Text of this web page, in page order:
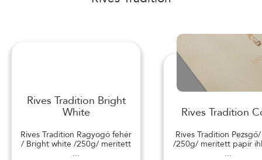
Rives Tradition Bright
White
Rives Tradition Ragyogó fehér
/ Bright white /250g/ merített
...
Rives Tradition
Rives Tradition
/250g/ merített papír
...